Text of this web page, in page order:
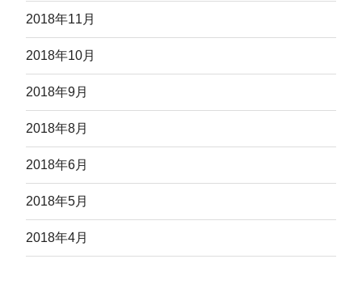
2018年11月
2018年10月
2018年9月
2018年8月
2018年6月
2018年5月
2018年4月